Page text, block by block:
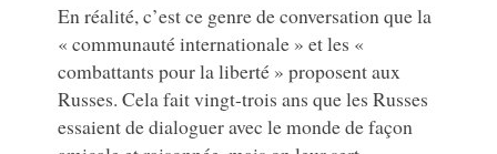
En réalité, c’est ce genre de conversation que la
« communauté internationale » et les «
combattants pour la liberté » proposent aux
Russes. Cela fait vingt-trois ans que les Russes
essaient de dialoguer avec le monde de façon